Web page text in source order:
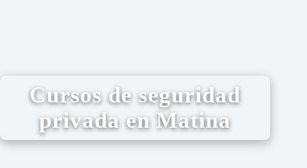
Cursos de seguridad
privada en Matina